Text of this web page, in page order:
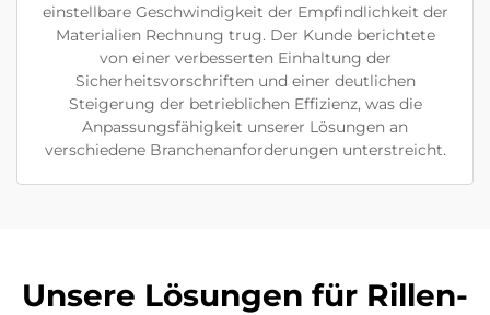
einstellbare Geschwindigkeit der Empfindlichkeit der
Materialien Rechnung trug. Der Kunde berichtete
von einer verbesserten Einhaltung der
Sicherheitsvorschriften und einer deutlichen
Steigerung der betrieblichen Effizienz, was die
Anpassungsfähigkeit unserer Lösungen an
verschiedene Branchenanforderungen unterstreicht.
Unsere Lösungen für Rillen-